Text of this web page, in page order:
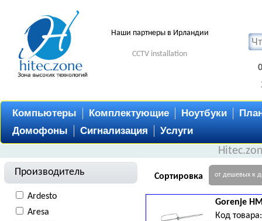
Наши партнеры в Ирландии
CCTV installation
Компьютеры Комплектующие Ноутбуки
Домофоны
Сигнализация Услуги
Производитель
Ardesto
Aresa
Сортировка от дешевых к
Gorenje
Код